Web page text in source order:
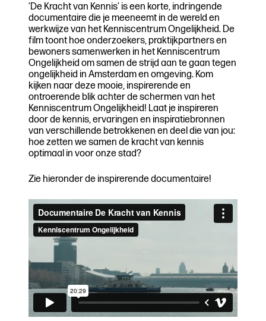
‘De Kracht van Kennis’ is een korte, indringende
documentaire die je meeneemt in de wereld en
werkwijze van het Kenniscentrum Ongelijkheid. De
film toont hoe onderzoekers, praktijkpartners en
bewoners samenwerken in het Kenniscentrum
Ongelijkheid om samen de strijd aan te gaan tegen
ongelijkheid in Amsterdam en omgeving. Kom
kijken naar deze mooie, inspirerende en
ontroerende blik achter de schermen van het
Kenniscentrum Ongelijkheid! Laat je inspireren
door de kennis, ervaringen en inspiratiebronnen
van verschillende betrokkenen en deel die van jou:
hoe zetten we samen de kracht van kennis
optimaal in voor onze stad?
Zie hieronder de inspirerende documentaire!